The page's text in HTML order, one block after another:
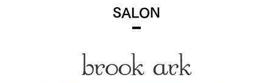
SALON